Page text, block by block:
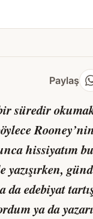
Paylaş
süredir
hissiyatım
edebiyat
ya da